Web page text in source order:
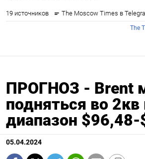
ПРОГНОЗ - Brent
подняться во 2кв
диапазон
05.04.2024